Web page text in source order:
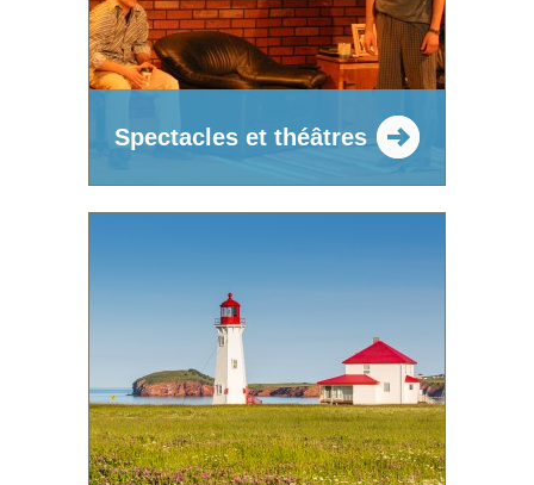
Spectacles et théâtres